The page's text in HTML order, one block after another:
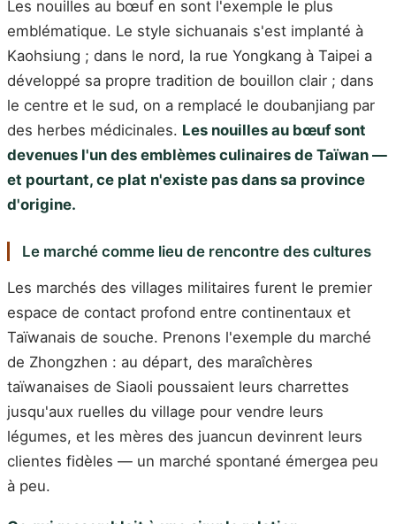
Les nouilles au bœuf en sont l'exemple le plus
emblématique. Le style sichuanais s'est implanté à
Kaohsiung ; dans le nord, la rue Yongkang à Taipei a
développé sa propre tradition de bouillon clair ; dans
le centre et le sud, on a remplacé le doubanjiang par
des herbes médicinales. Les nouilles au bœuf sont
devenues l'un des emblèmes culinaires de Taïwan —
et pourtant, ce plat n'existe pas dans sa province
d'origine.
Le marché comme lieu de rencontre des cultures
Les marchés des villages militaires furent le premier
espace de contact profond entre continentaux et
Taïwanais de souche. Prenons l'exemple du marché
de Zhongzhen : au départ, des maraîchères
taïwanaises de Siaoli poussaient leurs charrettes
jusqu'aux ruelles du village pour vendre leurs
légumes, et les mères des juancun devinrent leurs
clientes fidèles — un marché spontané émergea peu
à peu.